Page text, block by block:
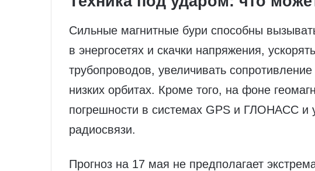
Сильные магнитные бури способны
в энергосетях и скачки напряжения,
трубопроводов, увеличивать
низких орбитах. Кроме того, на фоне
погрешности в системах GPS и ГЛОНАСС и
радиосвязи.
Прогноз на 17 мая не предполагает